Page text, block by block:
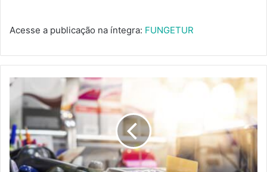
Acesse a publicação na íntegra: FUNGETUR
CONCIL
OFERECE
GESTÃO
FINANCEIRA
DURANTE
A
CRISE